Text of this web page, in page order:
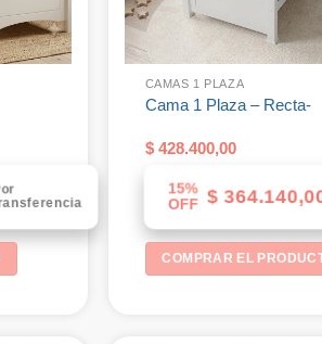
CAMAS 1 PLAZA
Cama 1 Plaza – Recta-
$428.400,00
15%
OFF
$
COMPRAR EL